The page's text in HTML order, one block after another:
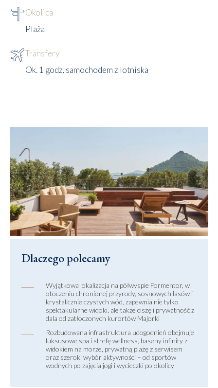
Okolica
Plaża
Transfery
Ok. 1 godz. samochodem z lotniska
Dlaczego polecamy
Wyjątkowa lokalizacja na półwyspie Formentor, w
otoczeniu chronionej przyrody, sosnowych lasów i
krystalicznie czystych wód, zapewnia nie tylko
spektakularne widoki, ale także ciszę i prywatność z
dala od zatłoczonych kurortów Majorki
Rozbudowana infrastruktura udogodnień obejmuje
luksusowe spa i strefę wellness, baseny infinity z
widokiem na morze, prywatną plażę z serwisem
oraz szeroki wybór aktywności – od sportów
wodnych po zajęcia jogi i wycieczki po okolicy